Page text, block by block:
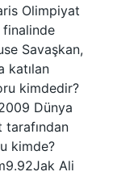
Olimpiyat
finalinde
Savaşkan,
katılan
kimdedir?
Dünya
tarafından
kimde?
Ali